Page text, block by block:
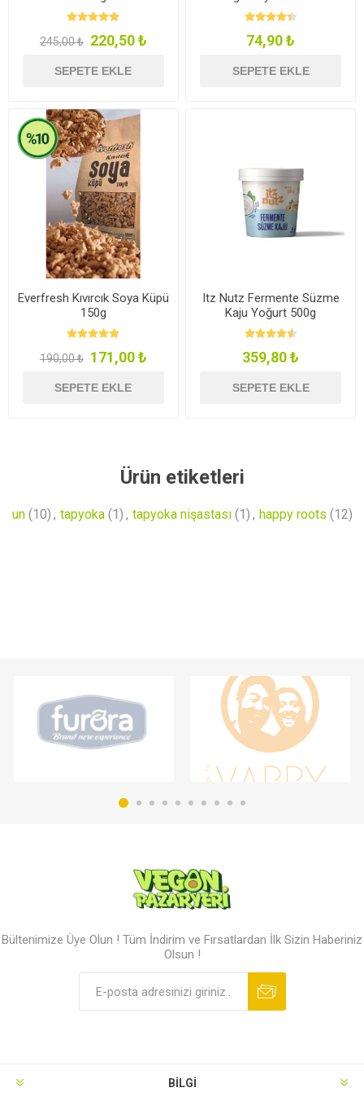
245,00 ₺ 220,50 ₺
SEPETE EKLE
74,90 ₺
SEPETE EKLE
Everfresh Kıvırcık Soya Küpü
150g
190,00 ₺ 171,00 ₺
SEPETE EKLE
Itz Nutz Fermente Süzme
Kaju Yoğurt 500g
359,80 ₺
SEPETE EKLE
Ürün etiketleri
un (10) , tapyoka (1) , tapyoka nişastası (1) , happy roots (12)
Bültenimize Üye Olun ! Tüm İndirim ve Fırsatlardan İlk Sizin Haberiniz
Olsun !
BILGI